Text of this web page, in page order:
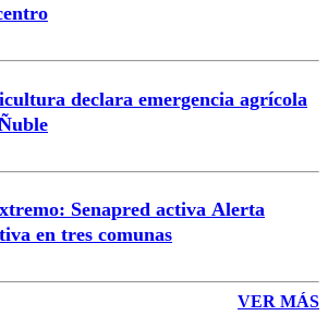
declara emergencia agrícola
Senapred activa Alerta
en tres comunas
VER MÁS